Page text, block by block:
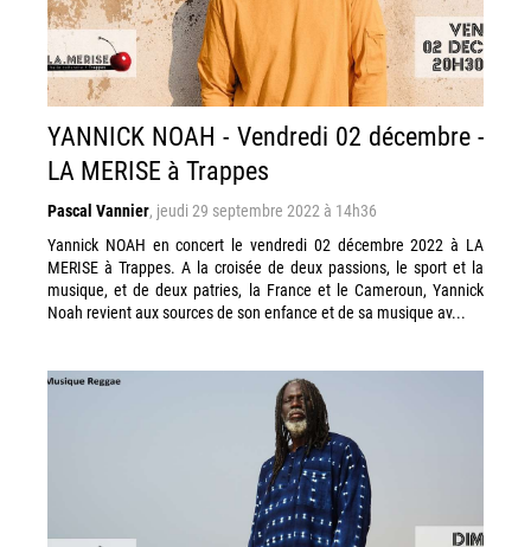
YANNICK NOAH - Vendredi 02 décembre -
LA MERISE à Trappes
Pascal Vannier, jeudi 29 septembre 2022 à 14h36
Yannick NOAH en concert le vendredi 02 décembre 2022 à LA
MERISE à Trappes. A la croisée de deux passions, le sport et la
musique, et de deux patries, la France et le Cameroun, Yannick
Noah revient aux sources de son enfance et de sa musique av...